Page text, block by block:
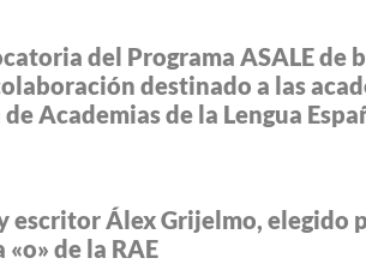
del Programa ASALE de
destinado a las
Academias de la Lengua
escritor Álex Grijelmo, elegido
de la RAE